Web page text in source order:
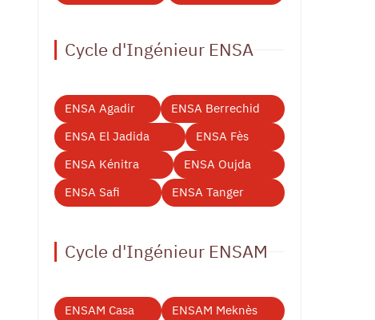
Cycle d'Ingénieur ENSA
ENSA Agadir
ENSA Berrechid
ENSA El Jadida
ENSA Fès
ENSA Kénitra
ENSA Oujda
ENSA Safi
ENSA Tanger
Cycle d'Ingénieur ENSAM
ENSAM Casa
ENSAM Meknès